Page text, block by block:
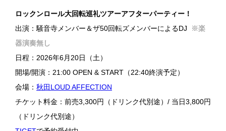
ロックンロール大回転巡礼ツアーアフターパーティー！
出演：騒音寺メンバー＆ザ50回転ズメンバーによるDJ
※楽
器演奏無し
日程：2026年6月20日（土）
開場/開演：21:00 OPEN & START（22:40終演予定）
会場： 秋田LOUD AFFECTION
チケット料金：前売3,300円（ドリンク代別途）/ 当日3,800円
（ドリンク代別途）